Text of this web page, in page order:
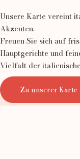
Unsere Karte vereint
Akzenten.
Freuen Sie sich auf
Hauptgerichte und
Vielfalt der
Zu unserer Karte